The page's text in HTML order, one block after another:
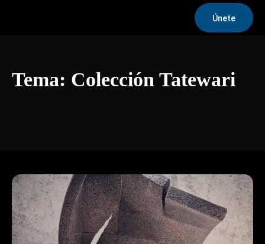
Únete
Tema: Colección Tatewari